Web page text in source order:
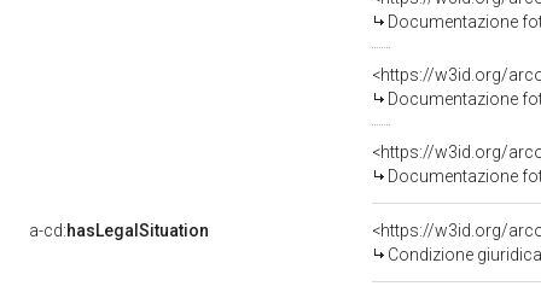
Documentazione
Documentazione
Documentazione
a-cd:hasLegalSituation
Condizione